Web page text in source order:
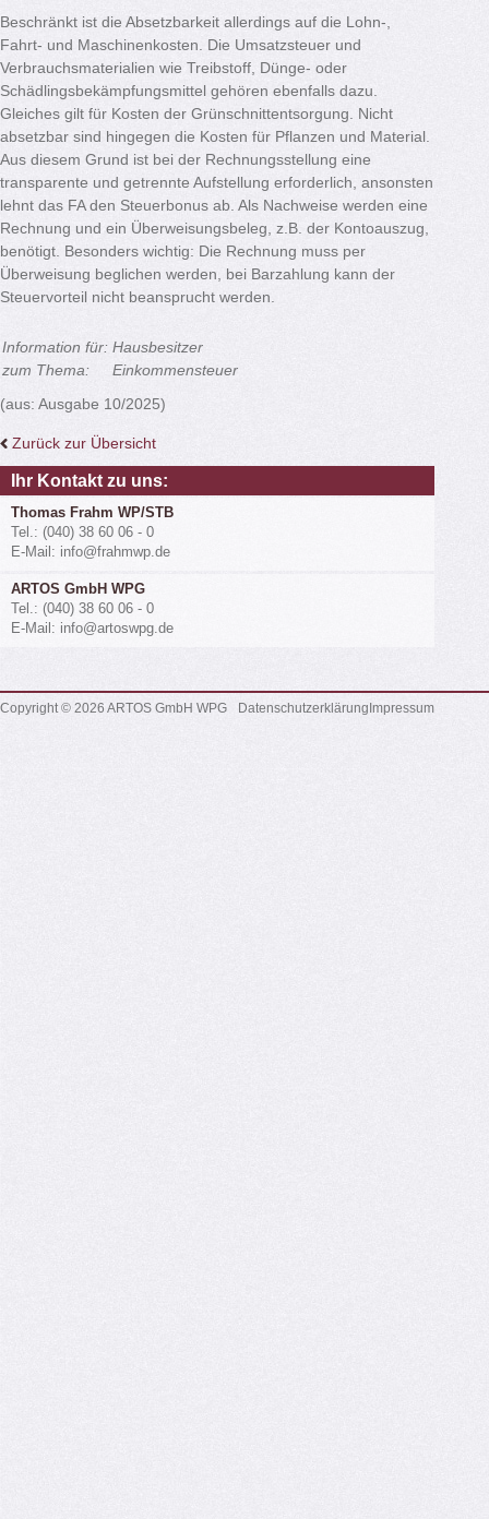
Beschränkt ist die Absetzbarkeit allerdings auf die Lohn-,
Fahrt- und Maschinenkosten. Die Umsatzsteuer und
Verbrauchsmaterialien wie Treibstoff, Dünge- oder
Schädlingsbekämpfungsmittel gehören ebenfalls dazu.
Gleiches gilt für Kosten der Grünschnittentsorgung. Nicht
absetzbar sind hingegen die Kosten für Pflanzen und Material.
Aus diesem Grund ist bei der Rechnungsstellung eine
transparente und getrennte Aufstellung erforderlich, ansonsten
lehnt das FA den Steuerbonus ab. Als Nachweise werden eine
Rechnung und ein Überweisungsbeleg, z.B. der Kontoauszug,
benötigt. Besonders wichtig: Die Rechnung muss per
Überweisung beglichen werden, bei Barzahlung kann der
Steuervorteil nicht beansprucht werden.
Information für: Hausbesitzer
zum Thema:
Einkommensteuer
(aus: Ausgabe 10/2025)
Zurück zur Übersicht
Ihr Kontakt zu uns:
Thomas Frahm WP/STB
Tel.: (040) 38 60 06 - 0
E-Mail: info@frahmwp.de
ARTOS GmbH WPG
Tel.: (040) 38 60 06 - 0
E-Mail: info@artoswpg.de
Datenschutzerklärung Impressum
Copyright © 2026 ARTOS GmbH WPG